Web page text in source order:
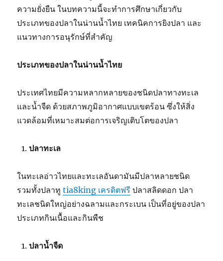
ความยั่งยืน ในบทความนี้จะทำการศึกษาเกี่ยวกับ
ประเภทของปลาในน่านน้ำไทย เทคนิคการยิงปลา และ
แนวทางการอนุรักษ์ที่สำคัญ
ประเภทของปลาในน่านน้ำไทย
ประเทศไทยมีความหลากหลายของชนิดปลาทางทะเล
และน้ำจืด ด้วยสภาพภูมิอากาศแบบเขตร้อน ซึ่งให้สิ่ง
แวดล้อมที่เหมาะสมต่อการเจริญเติบโตของปลา
ปลาทะเล
ในทะเลอ่าวไทยและทะเลอันดามันมีปลาหลายชนิด
รวมทั้งปลาทูtia8king เครดิตฟรี ปลาสลิดดอก ปลา
ทะเลชนิดใหญ่อย่างฉลามและกระเบน เป็นที่อยู่ของปลา
ประเภทกินเนื้อและกินพืช
ปลาน้ำจืด